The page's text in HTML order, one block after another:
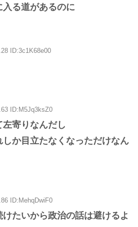
る道があるのに
ID:3c1K68e00
ID:M5Jq3ksZ0
寄りなんだし
か目立たなくなっただけなん
ID:MehqDwiF0
たいから政治の話は避けるよ